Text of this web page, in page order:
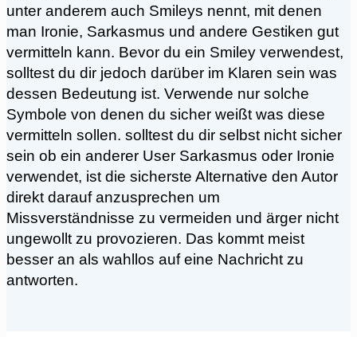
unter anderem auch Smileys nennt, mit denen
man Ironie, Sarkasmus und andere Gestiken gut
vermitteln kann. Bevor du ein Smiley verwendest,
solltest du dir jedoch darüber im Klaren sein was
dessen Bedeutung ist. Verwende nur solche
Symbole von denen du sicher weißt was diese
vermitteln sollen. solltest du dir selbst nicht sicher
sein ob ein anderer User Sarkasmus oder Ironie
verwendet, ist die sicherste Alternative den Autor
direkt darauf anzusprechen um
Missverständnisse zu vermeiden und ärger nicht
ungewollt zu provozieren. Das kommt meist
besser an als wahllos auf eine Nachricht zu
antworten.